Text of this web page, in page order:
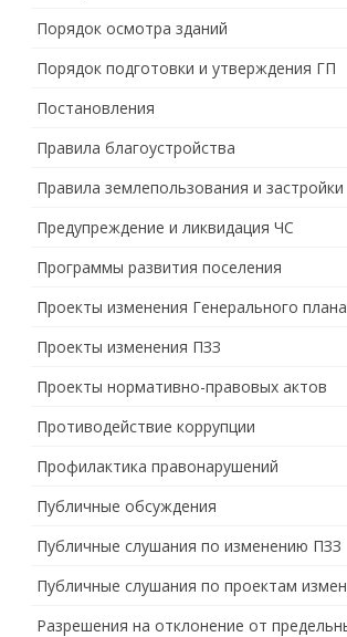
Порядок осмотра зданий
Порядок подготовки и утверждения ГП
Постановления
Правила благоустройства
Правила землепользования и застройки
Предупреждение и ликвидация ЧС
Программы развития поселения
Проекты изменения Генерального плана
Проекты изменения ПЗЗ
Проекты нормативно-правовых актов
Противодействие коррупции
Профилактика правонарушений
Публичные обсуждения
Публичные слушания по изменению ПЗЗ
Публичные слушания по проектам
Разрешения на отклонение от